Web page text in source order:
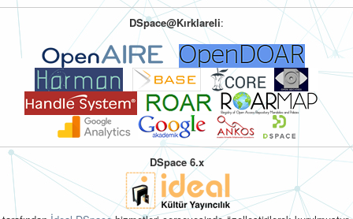
DSpace@Kırklareli:
DSpace 6.x